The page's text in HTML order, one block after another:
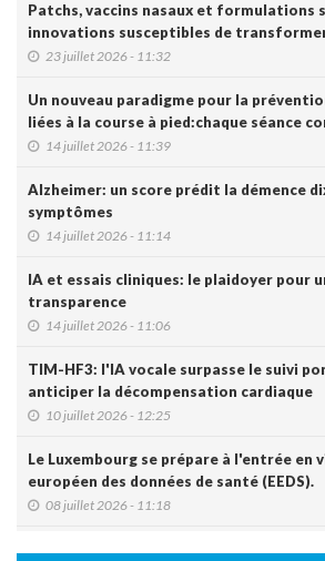
Patchs, vaccins nasaux et formulations
innovations susceptibles de
23 juillet 2026 - 11:32
Un nouveau paradigme pour la
liées à la course à pied:chaque séance
14 juillet 2026 - 11:39
Alzheimer: un score prédit la démence
symptômes
14 juillet 2026 - 11:14
IA et essais cliniques: le plaidoyer pour
transparence
14 juillet 2026 - 11:06
TIM-HF3: l'IA vocale surpasse le suivi
anticiper la décompensation cardiaque
10 juillet 2026 - 12:25
Le Luxembourg se prépare à l'entrée en
européen des données de santé (EEDS).
08 juillet 2026 - 11:18
L’arthrodèse sacro-iliaque augmenterait